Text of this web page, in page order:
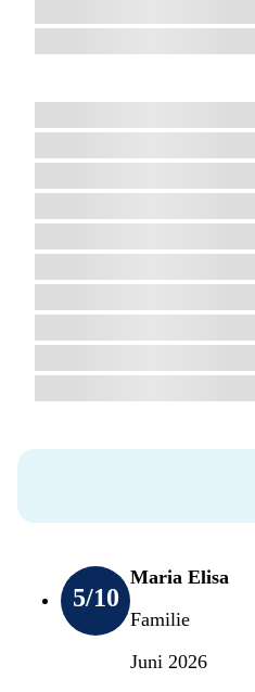
5/10
Maria Elisa
Familie
Juni 2026